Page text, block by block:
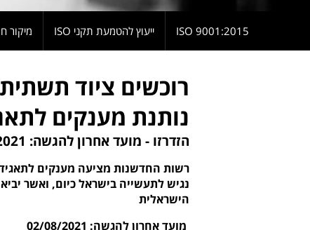
9001:2015 ISO ייעוץ להטמעת תקני ISO מיקור
רוכשים ציוד
נותנת מענקים
הזדרזו - מועד אחרון להגשה: 02/08/2021
רשות החדשנות מציעה מענקים
נגיש לתעשייה בישראל כיום, ואשר
הישראלית
מועד אחרון להגשה: 02/08/2021